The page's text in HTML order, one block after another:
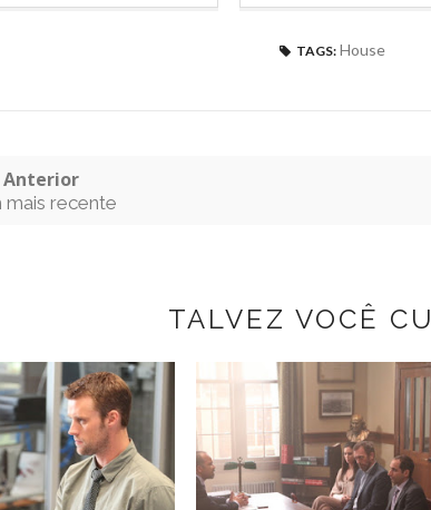
TAGS: House
Anterior
mais recente
TALVEZ VOCÊ